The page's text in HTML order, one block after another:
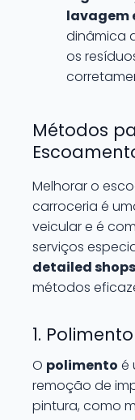
lavagem
dinâmica
os
Métodos
Melhorar o
carroceria é
veicular e é
serviços
detailed shops
métodos
1. Polimento
O polimento é
remoção de
pintura, como